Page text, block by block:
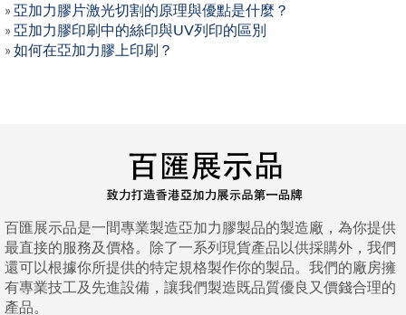
» 亞加力膠片激光切割的原理與優點是什麼？
» 亞加力膠印刷中的絲印與UV列印的區別
» 如何在亞加力膠上印刷？
百匯展示品是一間專業製造亞加力膠製品的製造廠，為你提供
最直接的服務及價格。除了一系列現貨產品以供採購外，我們
還可以根據你所提供的特定規格製作你的製品。我們的廠房擁
有專業技工及先進設備，讓我們製造既品質優良又價錢合理的
產品。